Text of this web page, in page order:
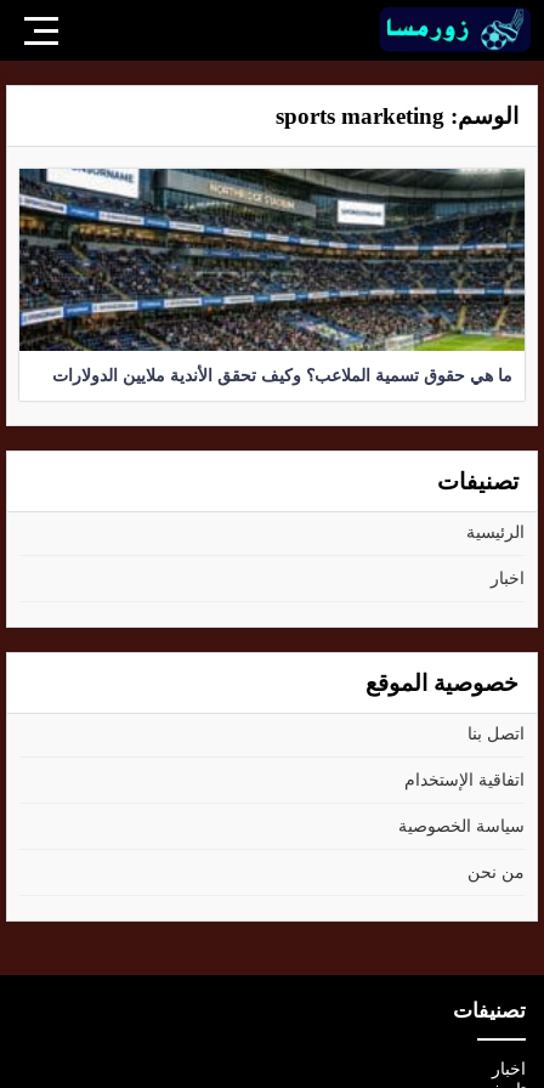
الوسم: sports marketing
ما هي حقوق تسمية الملاعب؟ وكيف تحقق الأندية ملايين الدولارات
تصنيفات
الرئيسية
اخبار
خصوصية الموقع
اتصل بنا
اتفاقية الإستخدام
سياسة الخصوصية
من نحن
تصنيفات
اخبار